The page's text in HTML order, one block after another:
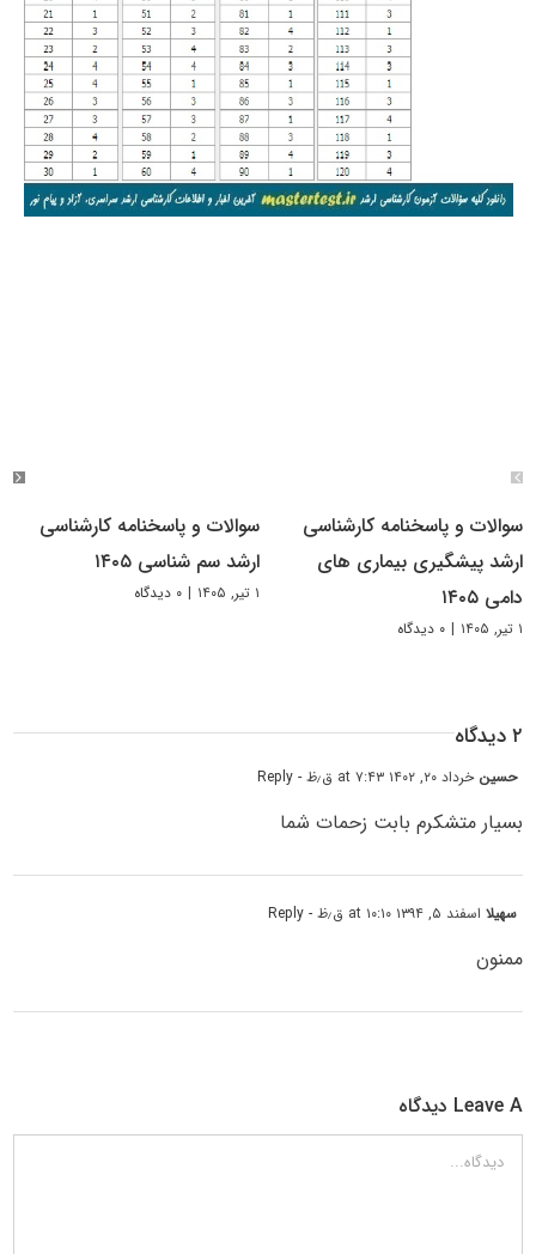
سوالات و پاسخنامه کارشناسی
ارشد پیشگیری بیماری های
دامی ۱۴۰۵
۱ تیر, ۱۴۰۵ | ۰ دیدگاه
سوالات و پاسخنامه کارشناسی
ارشد سم شناسی ۱۴۰۵
۱ تیر, ۱۴۰۵ | ۰ دیدگاه
۲ دیدگاه
حسین خرداد ۲۰, ۱۴۰۲ at ۷:۴۳ ق٫ظ - Reply
بسیار متشکرم بابت زحمات شما
سهیلااسفند ۵, ۱۳۹۴ at ۱۰:۱۰ ق٫ظ - Reply
ممنون
Leave A دیدگاه
دیدگاه